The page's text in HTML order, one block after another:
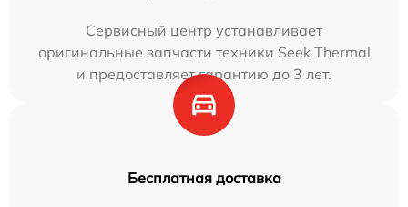
Сервисный центр устанавливает
оригинальные запчасти техники Seek Thermal
и предоставляет гарантию до 3 лет.
Бесплатная доставка